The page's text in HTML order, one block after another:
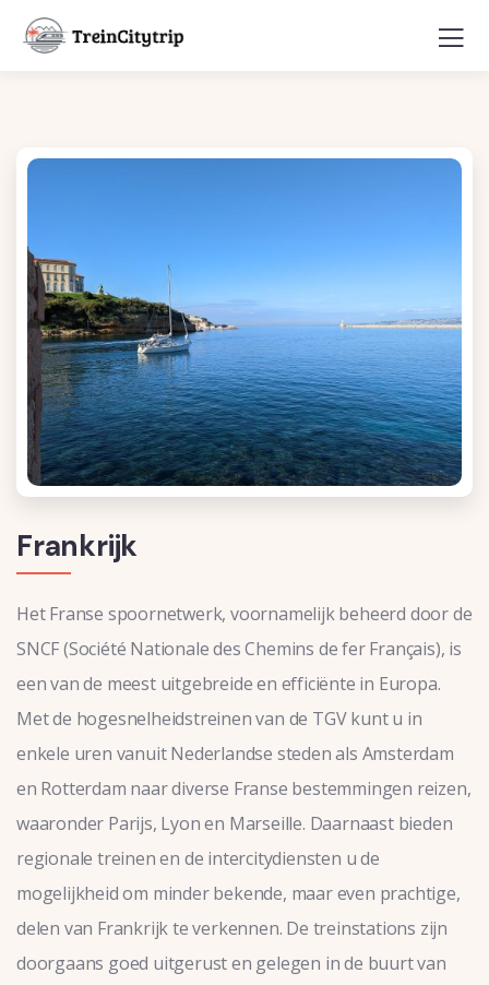
Frankrijk
Het Franse spoornetwerk, voornamelijk beheerd door de
SNCF (Société Nationale des Chemins de fer Français), is
een van de meest uitgebreide en efficiënte in Europa.
Met de hogesnelheidstreinen van de TGV kunt u in
enkele uren vanuit Nederlandse steden als Amsterdam
en Rotterdam naar diverse Franse bestemmingen reizen,
waaronder Parijs, Lyon en Marseille. Daarnaast bieden
regionale treinen en de intercitydiensten u de
mogelijkheid om minder bekende, maar even prachtige,
delen van Frankrijk te verkennen. De treinstations zijn
doorgaans goed uitgerust en gelegen in de buurt van